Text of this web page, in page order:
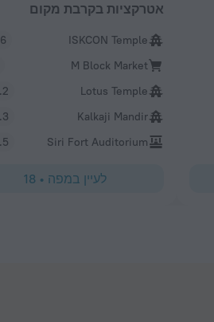
אטרקציות בקרבת מקום
ISKCON Temple
M Block Market
Lotus Temple
Kalkaji Mandir
Siri Fort Auditorium
לעיין במפה •
18